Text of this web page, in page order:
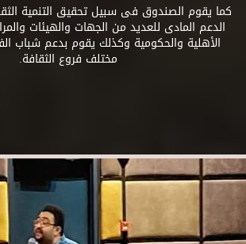
كما يقوم الصندوق فى سبيل تحقيق التنمية
الدعم المادى للعديد من الجهات والهيئات
الأهلية والحكومية وكذلك يقوم بدعم شباب
مختلف فروع الثقافة.